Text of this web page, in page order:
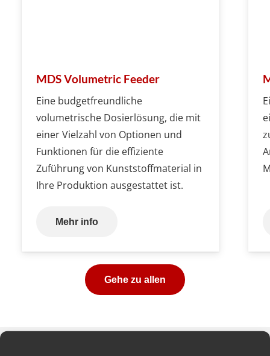
MDS Volumetric Feeder
Eine budgetfreundliche
volumetrische Dosierlösung, die mit
einer Vielzahl von Optionen und
Funktionen für die effiziente
Zuführung von Kunststoffmaterial in
Ihre Produktion ausgestattet ist.
Mehr info
Gehe zu allen